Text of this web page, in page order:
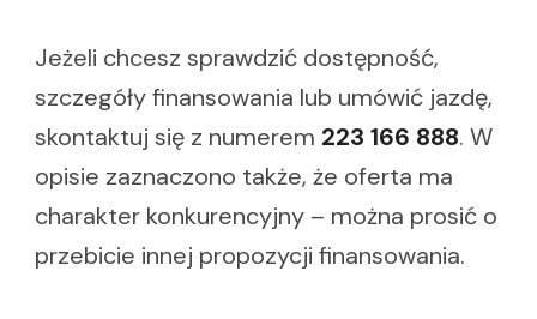
Jeżeli chcesz sprawdzić dostępność,
szczegóły finansowania lub umówić jazdę,
skontaktuj się z numerem 223 166 888. W
opisie zaznaczono także, że oferta ma
charakter konkurencyjny – można prosić o
przebicie innej propozycji finansowania.